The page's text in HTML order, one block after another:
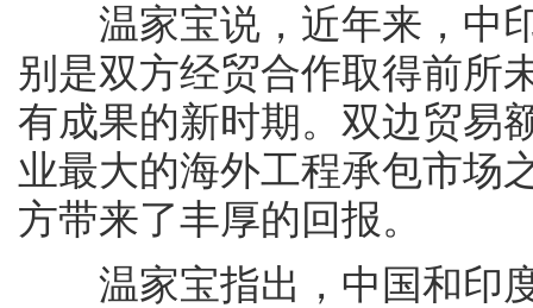
温家宝说，近年来，中印
别是双方经贸合作取得前所
有成果的新时期。双边贸易
业最大的海外工程承包市场
方带来了丰厚的回报。
温家宝指出，中国和印度